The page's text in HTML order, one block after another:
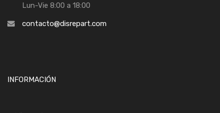
Lun-Vie 8:00 a 18:00
contacto@disrepart.com
INFORMACIÓN